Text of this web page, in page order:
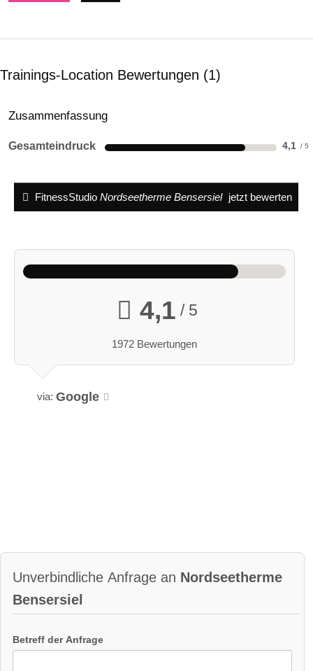
Trainings-Location Bewertungen 1
Zusammenfassung
Gesamteindruck 4,1
FitnessStudio Nordseetherme Bensersiel jetzt bewerten
4,1 / 5
1972 Bewertungen
via: Google
Unverbindliche Anfrage an Nordseetherme
Bensersiel
Betreff der Anfrage